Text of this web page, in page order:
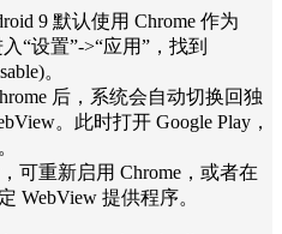
9 默认使用 Chrome 作为
“设置”->“应用”，找到
。
后，系统会自动切换回独
。此时打开 Google Play，
可重新启用 Chrome，或者在
WebView 提供程序。